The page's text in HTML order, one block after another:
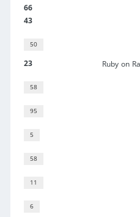
66
43
50
23
58
95
5
58
11
6